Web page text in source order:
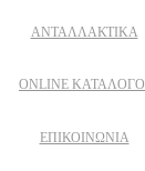
ΑΝΤΑΛΛΑΚΤΙΚΑ
ONLINE ΚΑΤΑΛΟΓΟΙ
ΕΠΙΚΟΙΝΩΝΙΑ